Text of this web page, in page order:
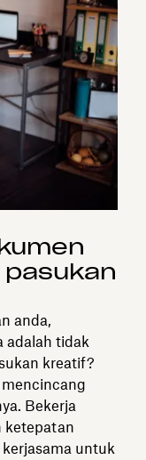
anda,
adalah tidak
kreatif?
Bekerja
ketepatan
untuk